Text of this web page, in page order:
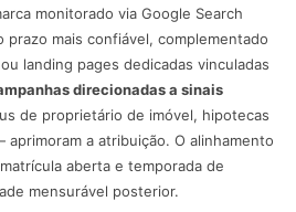
monitorado via Google Search
mais confiável, complementado
landing pages dedicadas vinculadas
direcionadas a sinais
de proprietário de imóvel, hipotecas
a atribuição. O alinhamento
aberta e temporada de
mensurável posterior.